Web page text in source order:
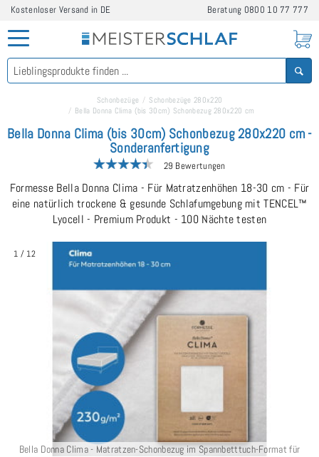
Kostenloser Versand in DE Beratung 0800 10 77 777
Schonbezüge
Schonbezüge 280x220
Bella Donna Clima (bis 30cm) Schonbezug 280x220 cm
Bella Donna Clima (bis 30cm) Schonbezug 280x220 cm -
Sonderanfertigung
29 Bewertungen
Formesse Bella Donna Clima - Für Matratzenhöhen 18-30 cm - Für
eine natürlich trockene & gesunde Schlafumgebung mit TENCEL™
Lyocell - Premium Produkt - 100 Nächte testen
Bella Donna Clima - Matratzen-Schonbezug im Spannbetttuch-Format für
1 / 12